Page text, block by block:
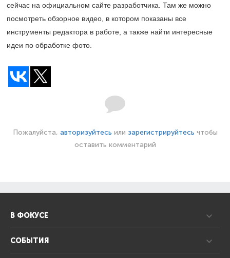
сейчас на официальном сайте разработчика. Там же можно
посмотреть обзорное видео, в котором показаны все
инструменты редактора в работе, а также найти интересные
идеи по обработке фото.
Пожалуйста, авторизуйтесь или зарегистрируйтесь чтобы
оставить комментарий
В ФОКУСЕ
СОБЫТИЯ